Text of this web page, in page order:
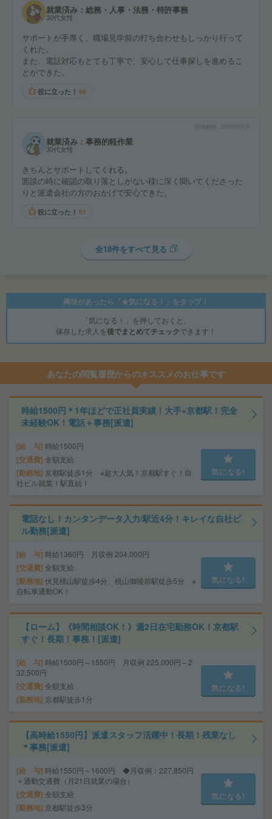
就業済み：総務・人事・法務・特許事務
30代女性
サポートが手厚く、職場見学前の打ち合わせもしっかり行って
くれた。
また、電話対応もとても丁寧で、安心して仕事探しを進めるこ
とができた。
役に立った！ 66
2024年07月
就業済み：事務的軽作業
30代女性
きちんとサポートしてくれる。
面談の時に確認の取り落としがない様に深く聞いてくださった
りと派遣会社の方のおかげで安心できた。
役に立った！ 61
全18件をすべて見る
興味があったら「★気になる！」をタップ！
「気になる！」を押しておくと、
保存した求人を後でまとめてチェックできます！
あなたの閲覧履歴からのオススメのお仕事です
時給1500円＊1年ほどで正社員実績！大手×京都駅！完全
未経験OK！電話＋事務[派遣]
給 与 時給1500円
交通費 全額支給
勤務地 京都駅徒歩1分 ※超大人気！京都駅すぐ！自
社ビル就業！駅直結！
気になる!
電話なし！カンタンデータ入力/駅近4分！キレイな自社ビ
ル勤務[派遣]
給 与 時給1360円 月収例 204,000円
交通費 全額支給
勤務地 伏見桃山駅徒歩4分、桃山御陵前駅徒歩5分 ※
自転車通勤OK！
気になる!
【ローム】《時間相談OK！》週2日在宅勤務OK！京都駅
すぐ！長期！事務！[派遣]
給 与 時給1500円～1550円 月収例 225,000円～2
32,500円
交通費 全額支給
勤務地 京都駅徒歩1分
気になる!
【高時給1550円】派遣スタッフ活躍中！長期！残業なし
＊事務[派遣]
給 与 時給1550円～1600円 ◆月収例：227,850円
＋通勤交通費（月21日就業の場合）
交通費 全額支給
勤務地 京都駅徒歩3分
気になる!